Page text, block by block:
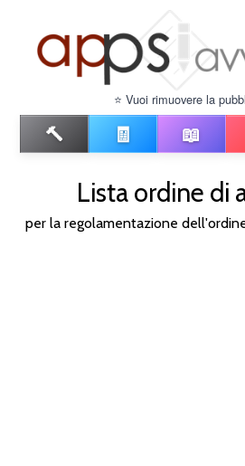
⭐ Vuoi rimuovere la
🔨 🧾 📖
Lista ordine di
per la regolamentazione